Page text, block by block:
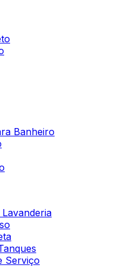
Banheiro
Serviço